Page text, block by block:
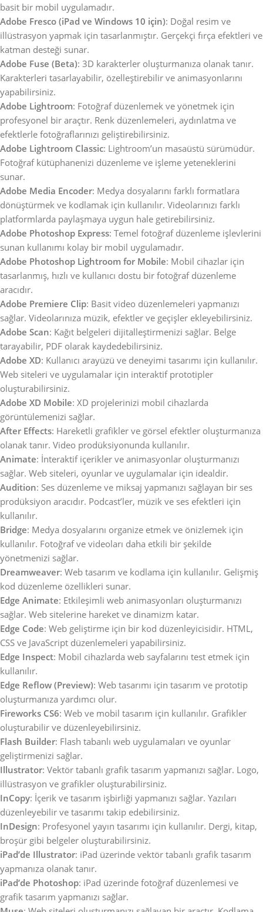
basit bir mobil uygulamadır.
Adobe Fresco (iPad ve Windows 10 için): Doğal resim ve
illüstrasyon yapmak için tasarlanmıştır. Gerçekçi fırça efektleri ve
katman desteği sunar.
Adobe Fuse (Beta): 3D karakterler oluşturmanıza olanak tanır.
Karakterleri tasarlayabilir, özelleştirebilir ve animasyonlarını
yapabilirsiniz.
Adobe Lightroom: Fotoğraf düzenlemek ve yönetmek için
profesyonel bir araçtır. Renk düzenlemeleri, aydınlatma ve
efektlerle fotoğraflarınızı geliştirebilirsiniz.
Adobe Lightroom Classic: Lightroom’un masaüstü sürümüdür.
Fotoğraf kütüphanenizi düzenleme ve işleme yeteneklerini
sunar.
Adobe Media Encoder: Medya dosyalarını farklı formatlara
dönüştürmek ve kodlamak için kullanılır. Videolarınızı farklı
platformlarda paylaşmaya uygun hale getirebilirsiniz.
Adobe Photoshop Express: Temel fotoğraf düzenleme işlevlerini
sunan kullanımı kolay bir mobil uygulamadır.
Adobe Photoshop Lightroom for Mobile: Mobil cihazlar için
tasarlanmış, hızlı ve kullanıcı dostu bir fotoğraf düzenleme
aracıdır.
Adobe Premiere Clip: Basit video düzenlemeleri yapmanızı
sağlar. Videolarınıza müzik, efektler ve geçişler ekleyebilirsiniz.
Adobe Scan: Kağıt belgeleri dijitalleştirmenizi sağlar. Belge
tarayabilir, PDF olarak kaydedebilirsiniz.
Adobe XD: Kullanıcı arayüzü ve deneyimi tasarımı için kullanılır.
Web siteleri ve uygulamalar için interaktif prototipler
oluşturabilirsiniz.
Adobe XD Mobile: XD projelerinizi mobil cihazlarda
görüntülemenizi sağlar.
After Effects: Hareketli grafikler ve görsel efektler oluşturmanıza
olanak tanır. Video prodüksiyonunda kullanılır.
Animate: İnteraktif içerikler ve animasyonlar oluşturmanızı
sağlar. Web siteleri, oyunlar ve uygulamalar için idealdir.
Audition: Ses düzenleme ve miksaj yapmanızı sağlayan bir ses
prodüksiyon aracıdır. Podcast’ler, müzik ve ses efektleri için
kullanılır.
Bridge: Medya dosyalarını organize etmek ve önizlemek için
kullanılır. Fotoğraf ve videoları daha etkili bir şekilde
yönetmenizi sağlar.
Dreamweaver: Web tasarım ve kodlama için kullanılır. Gelişmiş
kod düzenleme özellikleri sunar.
Edge Animate: Etkileşimli web animasyonları oluşturmanızı
sağlar. Web sitelerine hareket ve dinamizm katar.
Edge Code: Web geliştirme için bir kod düzenleyicisidir. HTML,
CSS ve JavaScript düzenlemeleri yapabilirsiniz.
Edge Inspect: Mobil cihazlarda web sayfalarını test etmek için
kullanılır.
Edge Reflow (Preview): Web tasarımı için tasarım ve prototip
oluşturmanıza yardımcı olur.
Fireworks CS6: Web ve mobil tasarım için kullanılır. Grafikler
oluşturabilir ve düzenleyebilirsiniz.
Flash Builder: Flash tabanlı web uygulamaları ve oyunlar
geliştirmenizi sağlar.
Illustrator: Vektör tabanlı grafik tasarım yapmanızı sağlar. Logo,
illüstrasyon ve grafikler oluşturabilirsiniz.
InCopy: İçerik ve tasarım işbirliği yapmanızı sağlar. Yazıları
düzenleyebilir ve tasarımı takip edebilirsiniz.
InDesign: Profesyonel yayın tasarımı için kullanılır. Dergi, kitap,
broşür gibi belgeler oluşturabilirsiniz.
iPad’de Illustrator: iPad üzerinde vektör tabanlı grafik tasarım
yapmanıza olanak tanır.
iPad’de Photoshop: iPad üzerinde fotoğraf düzenlemesi ve
grafik tasarım yapmanızı sağlar.